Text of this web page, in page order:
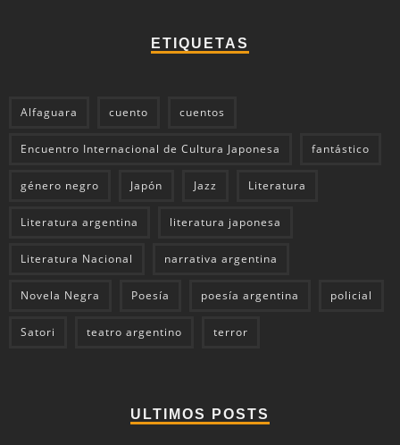
ETIQUETAS
Alfaguara cuento cuentos
Encuentro Internacional de Cultura Japonesa fantástico
género negro Japón Jazz Literatura
Literatura argentina literatura japonesa
Literatura Nacional narrativa argentina
Novela Negra Poesía poesía argentina policial
Satori teatro argentino terror
ULTIMOS POSTS